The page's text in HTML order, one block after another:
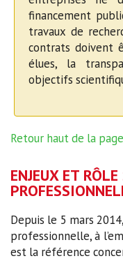
financement
travaux de
contrats doivent
élues, la
objectifs
Retour haut de la page
ENJEUX ET
Depuis le 5 mars
professionnelle, à
est la référence